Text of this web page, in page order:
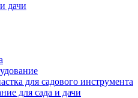
дачи
для садового инструмента
для сада и дачи